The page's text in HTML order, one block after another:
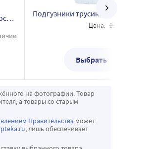
Подгузники трусики для взрослых ЭлараHealth (впитывающие трусы) размер M, 10шт.
Цена: 2187
Выбрать
на фотографии. Товар
а товары со старым
Правительства может
, лишь обеспечивает